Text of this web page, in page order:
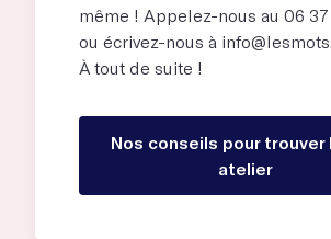
même ! Appelez-nous au 06 37
ou écrivez-nous à
À tout de suite !
Nos conseils pour trouver
atelier